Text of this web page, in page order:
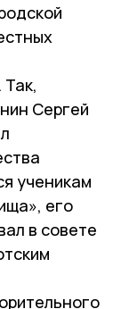
Сергей
ученикам
его
в совете